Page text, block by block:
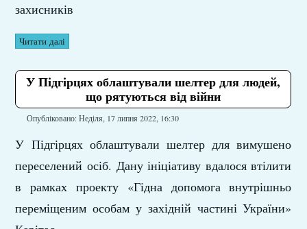
захисників
Читати далі
У Підгірцях облаштували шелтер для людей,
що рятуються від війни
Опубліковано: Неділя, 17 липня 2022, 16:30
У Підгірцях облаштували шелтер для вимушено
переселений осіб. Дану ініціативу вдалося втілити
в рамках проекту «Гідна допомога внутрішньо
переміщеним особам у західній частині України»